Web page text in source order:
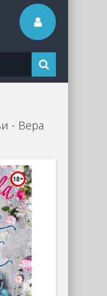
- Вера